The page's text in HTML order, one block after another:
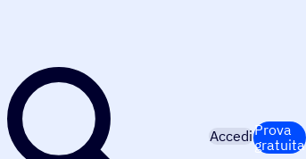
AccediProva
gratuita